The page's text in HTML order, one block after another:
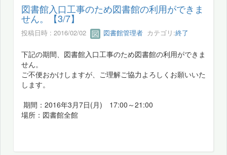
図書館入口工事のため図書館の利用ができま
せん。【3/7】
投稿日時 : 2016/02/02 図書館管理者 カテゴリ:終了
下記の期間、図書館入口工事のため図書館の利用ができま
せん。
ご不便おかけしますが、ご理解ご協力よろしくお願いいた
します。
期間：2016年3月7日(月) 17:00～21:00
場所：図書館全館